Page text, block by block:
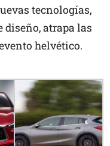
tecnologías,
atrapa las
helvético.